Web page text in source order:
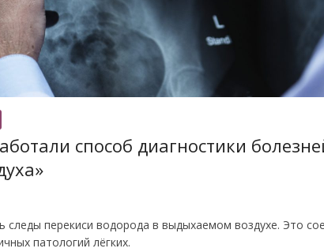
способ диагностики
следы перекиси водорода в выдыхаемом воздухе. Это
патологий лёгких.